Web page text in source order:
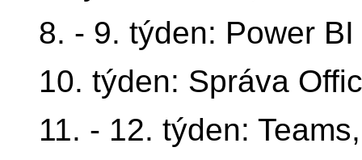
8. - 9. týden: Power BI
10. týden: Správa
11. - 12. týden: